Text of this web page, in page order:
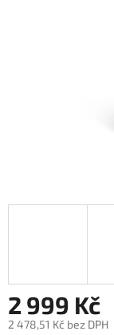
2 999 Kč
2 478,51 Kč bez DPH